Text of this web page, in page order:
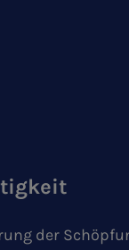
der